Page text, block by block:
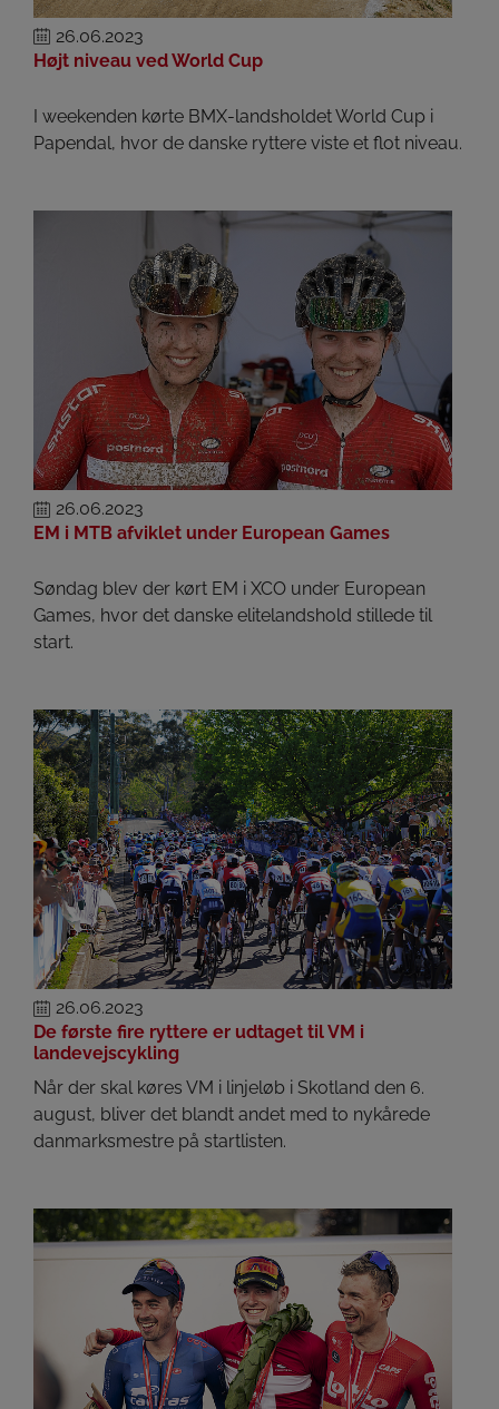
26.06.2023
Højt niveau ved World Cup
I weekenden kørte BMX-landsholdet World Cup i
Papendal, hvor de danske ryttere viste et flot niveau.
26.06.2023
EM i MTB afviklet under European Games
Søndag blev der kørt EM i XCO under European
Games, hvor det danske elitelandshold stillede til
start.
26.06.2023
De første fire ryttere er udtaget til VM i
landevejscykling
Når der skal køres VM i linjeløb i Skotland den 6.
august, bliver det blandt andet med to nykårede
danmarksmestre på startlisten.